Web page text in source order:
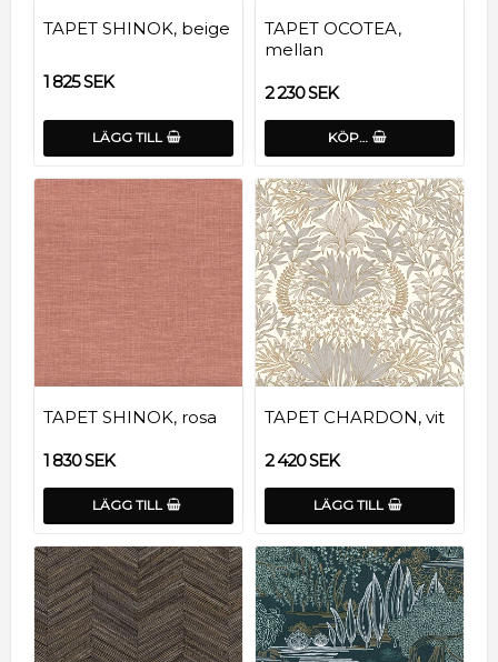
TAPET SHINOK, beige
1 825 SEK
LÄGG TILL
TAPET OCOTEA,
mellan
2 230 SEK
KÖP…
TAPET SHINOK, rosa
1 830 SEK
LÄGG TILL
TAPET CHARDON, vit
2 420 SEK
LÄGG TILL